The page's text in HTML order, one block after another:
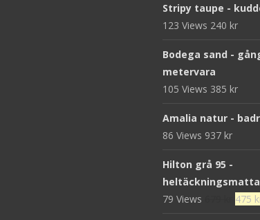
Stripy taupe -
123 Views 240 kr
Bodega sand -
metervara
105 Views 385 kr
Amalia natur -
86 Views 937 kr
Hilton grå 95 -
heltäckningsmatta
79 Views
Det
475